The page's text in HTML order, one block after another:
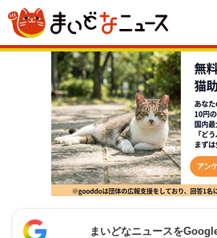
まいどなニュースを